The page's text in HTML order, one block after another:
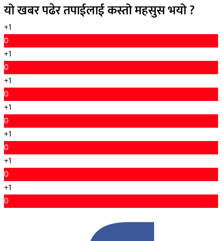
यो खबर पढेर तपाईलाई कस्तो महसुस भयो ?
+1
0
+1
0
+1
0
+1
0
+1
0
+1
0
+1
0